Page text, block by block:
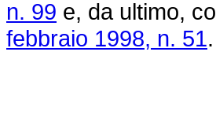
n. 99 e, da ultimo,
febbraio 1998, n. 51.